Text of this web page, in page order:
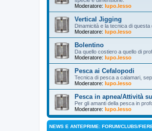
Moderatore: lupo.lesso
Vertical Jigging
Dinamicità e la tecnica di
Moderatore: lupo.lesso
Bolentino
Da quello costiero a quello di
Moderatore: lupo.lesso
Pesca ai Cefalopodi
Tecnica di pesca a calamari,
Moderatore: lupo.lesso
Pesca in apnea/Attività
Per gli amanti della pesca in
Moderatore: lupo.lesso
NEWS E ANTEPRIME: FORUM/CLUBS/